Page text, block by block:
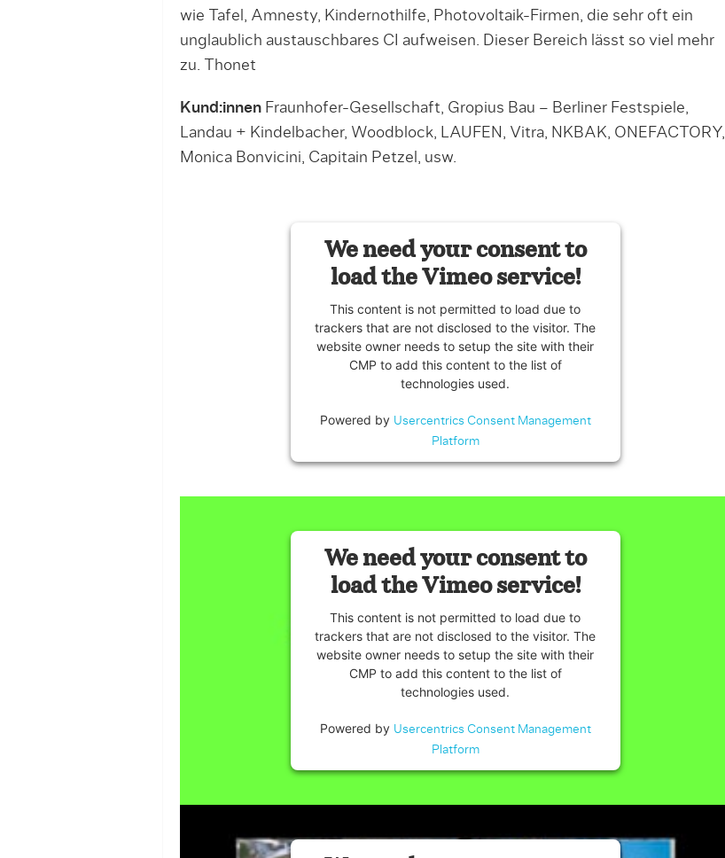
wie Tafel, Amnesty, Kindernothilfe, Photovoltaik-Firmen, die sehr oft ein
unglaublich austauschbares CI aufweisen. Dieser Bereich lässt so viel mehr
zu. Thonet
Kund:innenFraunhofer-Gesellschaft, Gropius Bau – Berliner Festspiele,
Landau + Kindelbacher, Woodblock, LAUFEN, Vitra, NKBAK, ONEFACTORY,
Monica Bonvicini, Capitain Petzel, usw.
We need your consent to
load the Vimeo service!
This content is not permitted to load due to
trackers that are not disclosed to the visitor. The
website owner needs to setup the site with their
CMP to add this content to the list of
technologies used.
Powered by Usercentrics Consent Management
Platform
We need your consent to
load the Vimeo service!
This content is not permitted to load due to
trackers that are not disclosed to the visitor. The
website owner needs to setup the site with their
CMP to add this content to the list of
technologies used.
Powered by Usercentrics Consent Management
Platform